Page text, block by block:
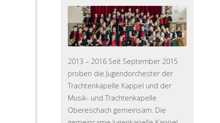
2013 – 2016 Seit September 2015
proben die Jugendorchester der
Trachtenkapelle Kappel und der
Musik- und Trachtenkapelle
Obereschach gemeinsam. Die